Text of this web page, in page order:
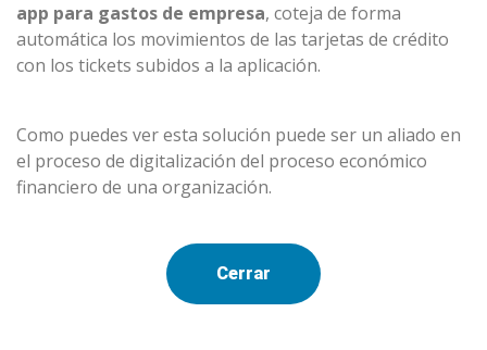
app para gastos de empresa, coteja de forma
automática los movimientos de las tarjetas de crédito
con los tickets subidos a la aplicación.
Como puedes ver esta solución puede ser un aliado en
el proceso de digitalización del proceso económico
financiero de una organización.
Cerrar